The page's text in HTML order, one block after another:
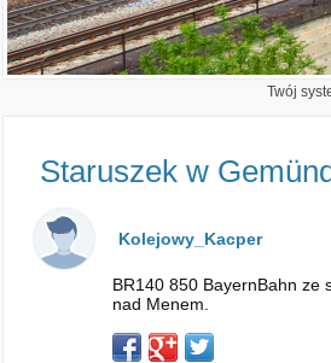
Twój
Staruszek w
Kolejowy_Kacper
BR140 850 BayernBahn ze
nad Menem.